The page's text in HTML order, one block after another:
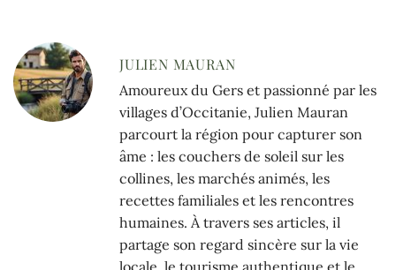
JULIEN MAURAN
Amoureux du Gers et passionné par les
villages d’Occitanie, Julien Mauran
parcourt la région pour capturer son
âme : les couchers de soleil sur les
collines, les marchés animés, les
recettes familiales et les rencontres
humaines. À travers ses articles, il
partage son regard sincère sur la vie